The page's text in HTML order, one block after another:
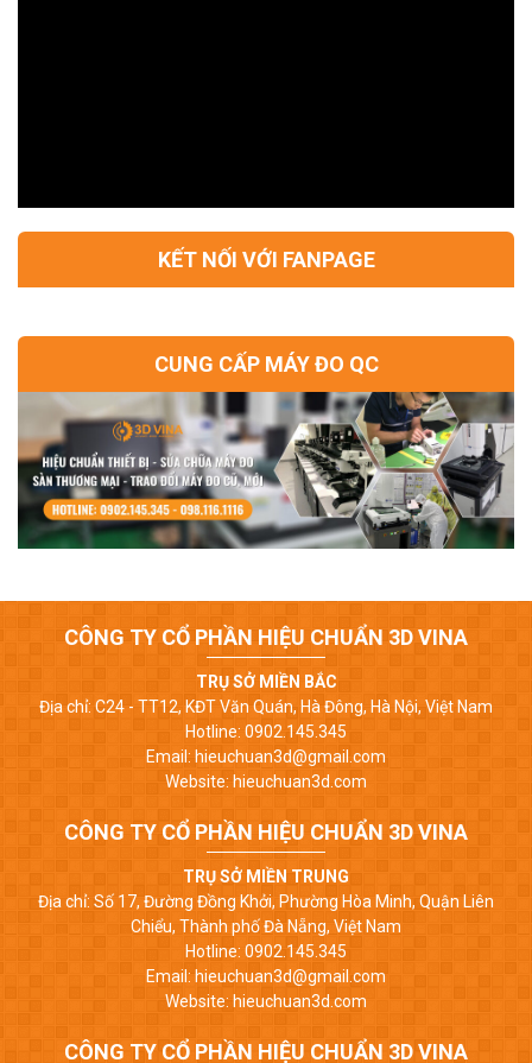
KẾT NỐI VỚI FANPAGE
CUNG CẤP MÁY ĐO QC
CÔNG TY CỔ PHẦN HIỆU CHUẨN 3D VINA
TRỤ SỞ MIỀN BẮC
Địa chỉ: C24 - TT12, KĐT Văn Quán, Hà Đông, Hà Nội, Việt Nam
Hotline: 0902.145.345
Email: hieuchuan3d@gmail.com
Website: hieuchuan3d.com
CÔNG TY CỔ PHẦN HIỆU CHUẨN 3D VINA
TRỤ SỞ MIỀN TRUNG
Địa chỉ: Số 17, Đường Đồng Khởi, Phường Hòa Minh, Quận Liên
Chiểu, Thành phố Đà Nẵng, Việt Nam
Hotline: 0902.145.345
Email: hieuchuan3d@gmail.com
Website: hieuchuan3d.com
CÔNG TY CỔ PHẦN HIỆU CHUẨN 3D VINA